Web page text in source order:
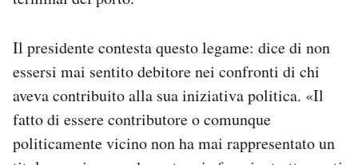
Il presidente contesta questo legame: dice di non
essersi mai sentito debitore nei confronti di chi
aveva contribuito alla sua iniziativa politica. «Il
fatto di essere contributore o comunque
politicamente vicino non ha mai rappresentato un